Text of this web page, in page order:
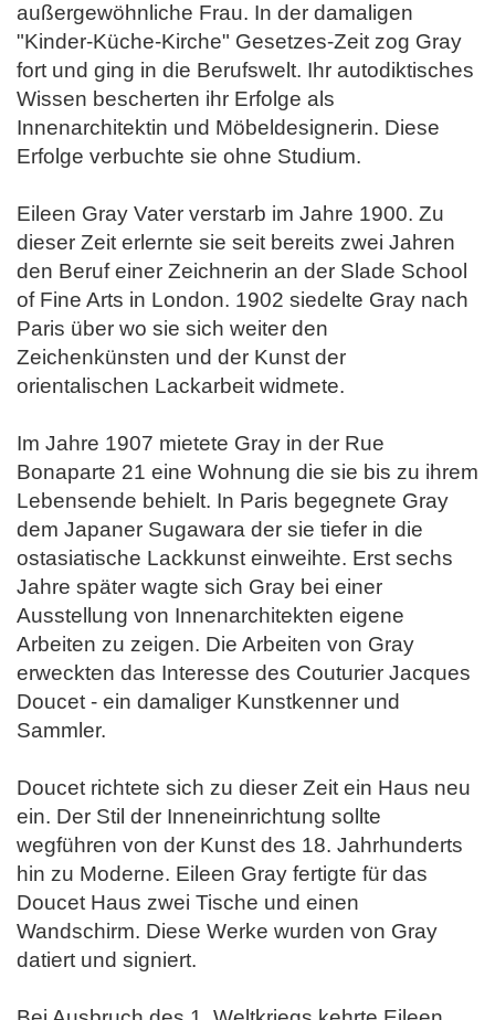
außergewöhnliche Frau. In der damaligen
"Kinder-Küche-Kirche" Gesetzes-Zeit zog Gray
fort und ging in die Berufswelt. Ihr autodiktisches
Wissen bescherten ihr Erfolge als
Innenarchitektin und Möbeldesignerin. Diese
Erfolge verbuchte sie ohne Studium.
Eileen Gray Vater verstarb im Jahre 1900. Zu
dieser Zeit erlernte sie seit bereits zwei Jahren
den Beruf einer Zeichnerin an der Slade School
of Fine Arts in London. 1902 siedelte Gray nach
Paris über wo sie sich weiter den
Zeichenkünsten und der Kunst der
orientalischen Lackarbeit widmete.
Im Jahre 1907 mietete Gray in der Rue
Bonaparte 21 eine Wohnung die sie bis zu ihrem
Lebensende behielt. In Paris begegnete Gray
dem Japaner Sugawara der sie tiefer in die
ostasiatische Lackkunst einweihte. Erst sechs
Jahre später wagte sich Gray bei einer
Ausstellung von Innenarchitekten eigene
Arbeiten zu zeigen. Die Arbeiten von Gray
erweckten das Interesse des Couturier Jacques
Doucet - ein damaliger Kunstkenner und
Sammler.
Doucet richtete sich zu dieser Zeit ein Haus neu
ein. Der Stil der Inneneinrichtung sollte
wegführen von der Kunst des 18. Jahrhunderts
hin zu Moderne. Eileen Gray fertigte für das
Doucet Haus zwei Tische und einen
Wandschirm. Diese Werke wurden von Gray
datiert und signiert.